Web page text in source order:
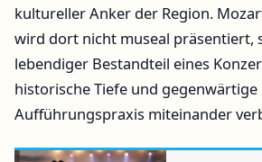
kultureller Anker der Region.
wird dort nicht museal präsentiert,
lebendiger Bestandteil eines
historische Tiefe und gegenwärtige
Aufführungspraxis miteinander